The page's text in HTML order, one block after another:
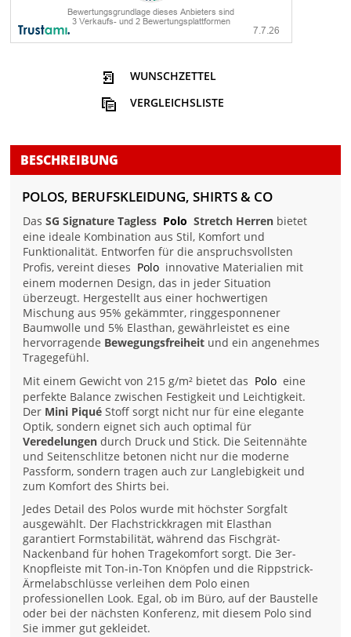
WUNSCHZETTEL
VERGLEICHSLISTE
BESCHREIBUNG
POLOS, BERUFSKLEIDUNG, SHIRTS & CO
DasSG Signature Tagless Polo Stretch Herren bietet
eine ideale Kombination aus Stil, Komfort und
Funktionalität. Entworfen für die anspruchsvollsten
Profis, vereint dieses Polo innovative Materialien mit
einem modernen Design, das in jeder Situation
überzeugt. Hergestellt aus einer hochwertigen
Mischung aus 95% gekämmter, ringgesponnener
Baumwolle und 5% Elasthan, gewährleistet es eine
hervorragende Bewegungsfreiheit und ein angenehmes
Tragegefühl.
Mit einem Gewicht von 215 g/m² bietet das Polo eine
perfekte Balance zwischen Festigkeit und Leichtigkeit.
Der Mini Piqué Stoff sorgt nicht nur für eine elegante
Optik, sondern eignet sich auch optimal für
Veredelungen durch Druck und Stick. Die Seitennähte
und Seitenschlitze betonen nicht nur die moderne
Passform, sondern tragen auch zur Langlebigkeit und
zum Komfort des Shirts bei.
Jedes Detail des Polos wurde mit höchster Sorgfalt
ausgewählt. Der Flachstrickkragen mit Elasthan
garantiert Formstabilität, während das Fischgrät-
Nackenband für hohen Tragekomfort sorgt. Die 3er-
Knopfleiste mit Ton-in-Ton Knöpfen und die Rippstrick-
Ärmelabschlüsse verleihen dem Polo einen
professionellen Look. Egal, ob im Büro, auf der Baustelle
oder bei der nächsten Konferenz, mit diesem Polo sind
Sie immer gut gekleidet.